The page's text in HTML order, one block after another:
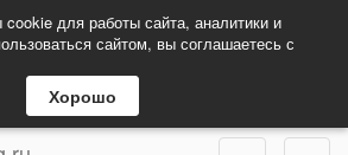
для работы сайта, аналитики и
сайтом, вы соглашаетесь с
Хорошо